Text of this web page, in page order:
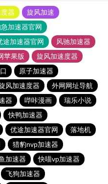
器
旋风加速
加速器官网
途加速器官网
风驰加速器
苹果版
旋风加速度器
原子加速器
风加速度器
外网网址导航
器 哔咔漫画
瑞乐小说
快鸭加速器
优途加速器官网
落地机
猎豹nvp加速器
加速器
快喵vp加速器
飞狗加速器